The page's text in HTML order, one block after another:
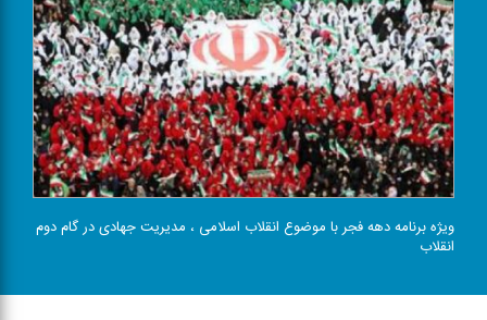
ویژه برنامه دهه فجر با موضوع انقلاب اسلامی ، مدیریت جهادی در گام دوم
انقلاب